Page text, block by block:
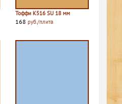
Тоффи К516 SU 18 мм
168 руб./плита